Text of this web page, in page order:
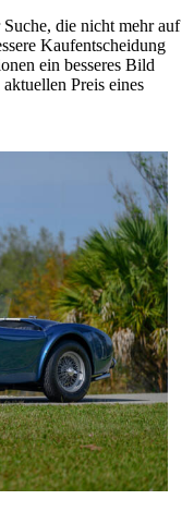
die nicht mehr auf
Kaufentscheidung
ein besseres Bild
Preis eines